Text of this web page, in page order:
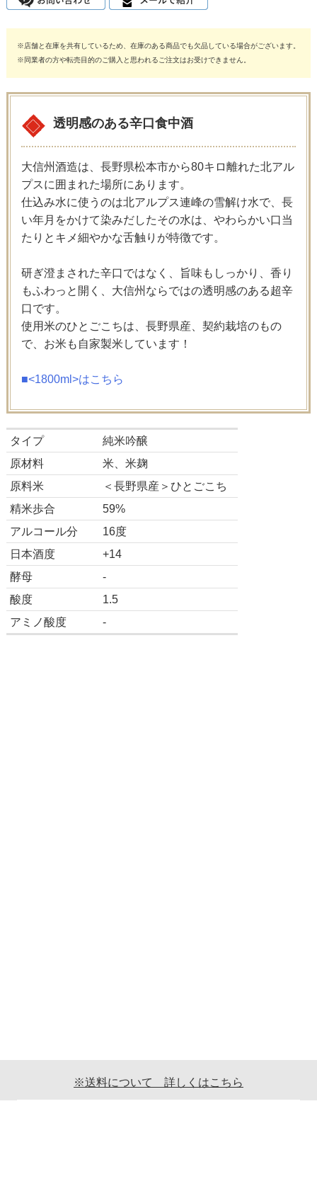
※店舗と在庫を共有しているため、在庫のある商品でも欠品している場合がございます。
※同業者の方や転売目的のご購入と思われるご注文はお受けできません。
透明感のある辛口食中酒
大信州酒造は、長野県松本市から80キロ離れた北アル
プスに囲まれた場所にあります。
仕込み水に使うのは北アルプス連峰の雪解け水で、長
い年月をかけて染みだしたその水は、やわらかい口当
たりとキメ細やかな舌触りが特徴です。
研ぎ澄まされた辛口ではなく、旨味もしっかり、香り
もふわっと開く、大信州ならではの透明感のある超辛
口です。
使用米のひとごこちは、長野県産、契約栽培のもの
で、お米も自家製米しています！
■<1800ml>はこちら
タイプ
純米吟醸
原材料
米、米麹
原料米
＜長野県産＞ひとごこち
精米歩合
59%
アルコール分
16度
日本酒度
+14
酵母
-
酸度
1.5
アミノ酸度
-
※送料について 詳しくはこちら